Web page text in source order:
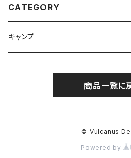
CATEGORY
キャンプ
ハンガーフック
商品一覧に
© Vulcanus
Powered by